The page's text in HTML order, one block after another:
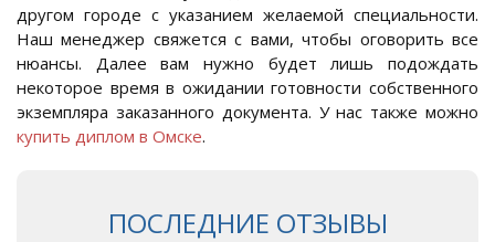
другом городе с указанием желаемой специальности.
Наш менеджер свяжется с вами, чтобы оговорить все
нюансы. Далее вам нужно будет лишь подождать
некоторое время в ожидании готовности собственного
экземпляра заказанного документа. У нас также можно
купить диплом в Омске.
ПОСЛЕДНИЕ ОТЗЫВЫ